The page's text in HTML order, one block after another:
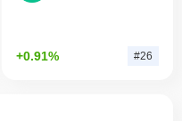
+0.91% #26